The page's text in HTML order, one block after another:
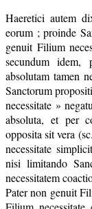
Haeretici autem
eorum ; proinde
genuit Filium
secundum
absolutam tamen
Sanctorum
necessitate »
absoluta, et per
opposita sit vera
necessitate
nisi limitando
necessitatem
Pater non genuit